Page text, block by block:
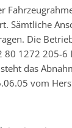
Sämtliche
Die
80 1272 205-6
das
vom